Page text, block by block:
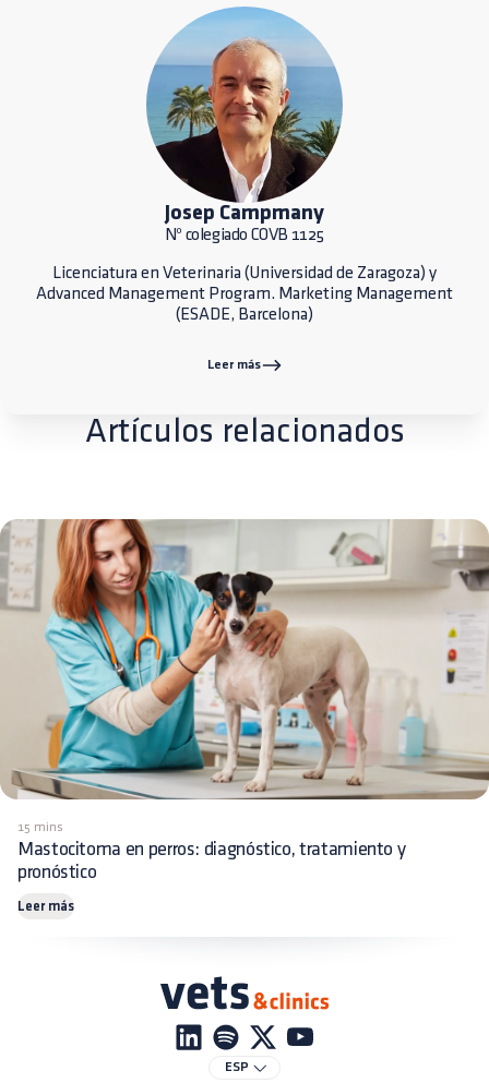
Josep Campmany
Nº colegiado COVB 1125
Licenciatura en Veterinaria (Universidad de Zaragoza) y
Advanced Management Program. Marketing Management
(ESADE, Barcelona)
Leer más
Artículos relacionados
15 mins
Mastocitoma en perros: diagnóstico, tratamiento y
pronóstico
Leer más
ESP